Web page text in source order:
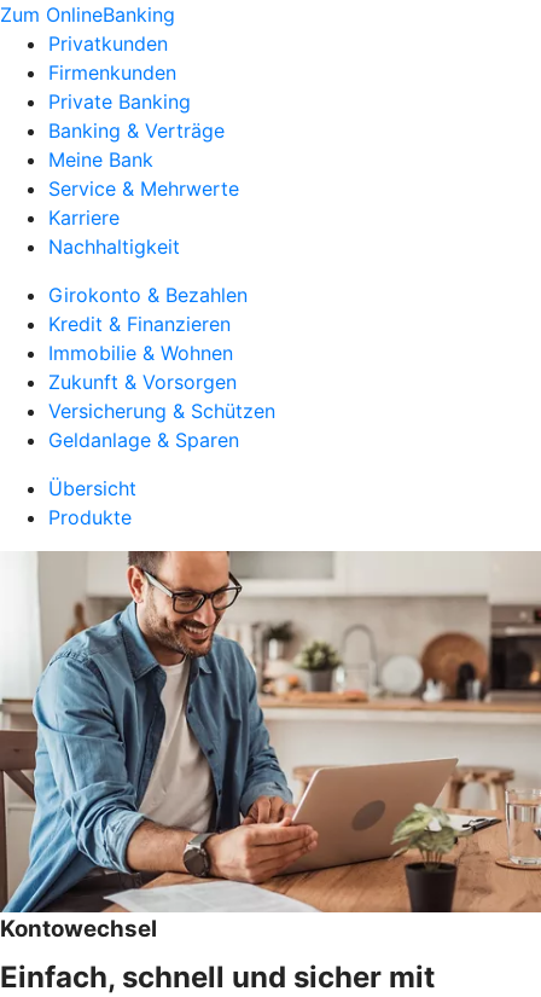
Zum OnlineBanking
Privatkunden
Firmenkunden
Private Banking
Banking & Verträge
Meine Bank
Service & Mehrwerte
Karriere
Nachhaltigkeit
Girokonto & Bezahlen
Kredit & Finanzieren
Immobilie & Wohnen
Zukunft & Vorsorgen
Versicherung & Schützen
Geldanlage & Sparen
Übersicht
Produkte
Kontowechsel
Einfach, schnell und sicher mit